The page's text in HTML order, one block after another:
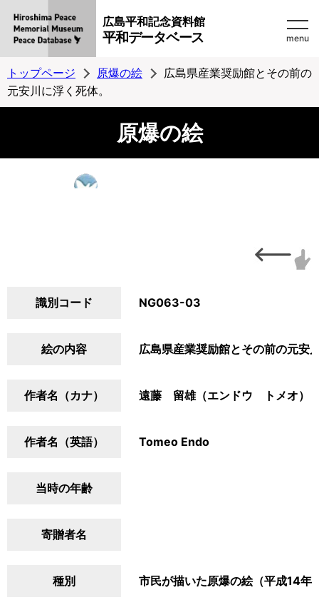
広島平和記念資料館
平和データベース menu
トップページ 原爆の絵
広島県産業奨励館とその前の
元安川に浮く死体。
原爆の絵
識別コード NG063-03
絵の内容 広島県産業奨励館とその前の元安
作者名（カナ） 遠藤 留雄（エンドウ トメオ）
作者名（英語） Tomeo Endo
当時の年齢
寄贈者名
種別 市民が描いた原爆の絵（平成14年